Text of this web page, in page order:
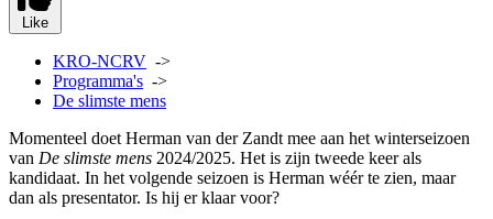
Like
KRO-NCRV ->
Programma's ->
De slimste mens
Momenteel doet Herman van der Zandt mee aan het winterseizoen
van De slimste mens 2024/2025. Het is zijn tweede keer als
kandidaat. In het volgende seizoen is Herman wéér te zien, maar
dan als presentator. Is hij er klaar voor?